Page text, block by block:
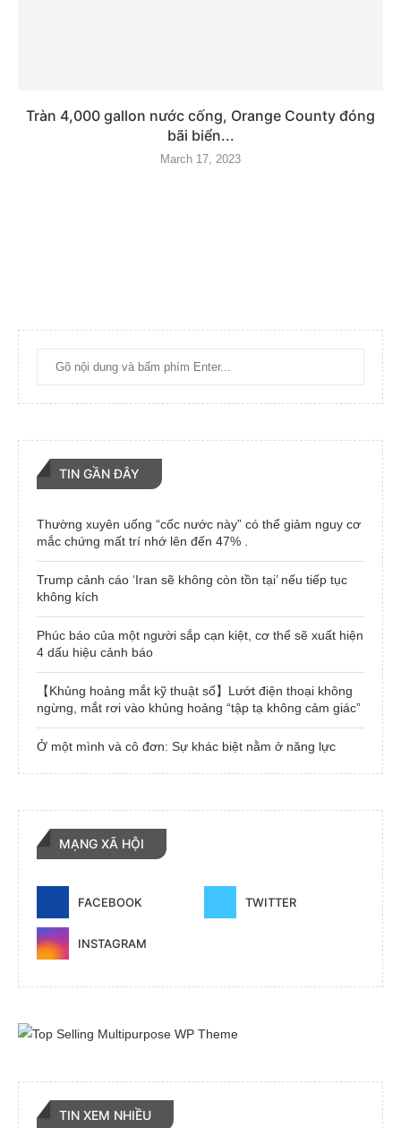
Tràn 4,000 gallon nước cống, Orange County đóng
bãi biển...
March 17, 2023
TIN GẦN ĐÂY
Thường xuyên uống “cốc nước này” có thể giảm nguy cơ
mắc chứng mất trí nhớ lên đến 47% .
Trump cảnh cáo ‘Iran sẽ không còn tồn tại’ nếu tiếp tục
không kích
Phúc báo của một người sắp cạn kiệt, cơ thể sẽ xuất hiện
4 dấu hiệu cảnh báo
【Khủng hoảng mắt kỹ thuật số】Lướt điện thoại không
ngừng, mắt rơi vào khủng hoảng “tập tạ không cảm giác”
Ở một mình và cô đơn: Sự khác biệt nằm ở năng lực
MẠNG XÃ HỘI
FACEBOOK TWITTER
INSTAGRAM
TIN XEM NHIỀU